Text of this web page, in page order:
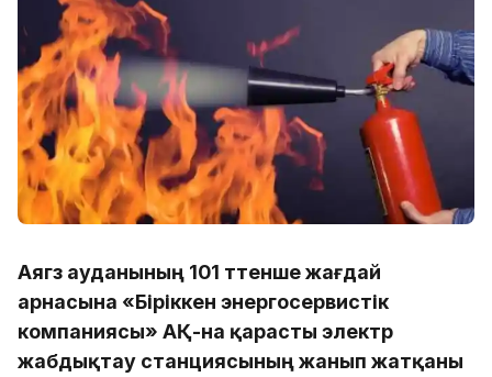
Аягөз ауданының 101 төтенше жағдай
арнасына «Біріккен энергосервистік
компаниясы» АҚ-на қарасты электр
жабдықтау станциясының жанып жатқаны